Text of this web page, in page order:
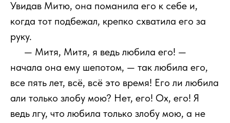
Увидав Митю, она поманила его к себе и,
когда тот подбежал, крепко схватила его за
руку.
— Митя, Митя, я ведь любила его! —
начала она ему шепотом, — так любила его,
все пять лет, всё, всё это время! Его ли любила
али только злобу мою? Нет, его! Ох, его! Я
ведь лгу, что любила только злобу мою, а не